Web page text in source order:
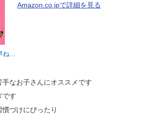
小5国語 文章読解 (早ね早おき朝5分ドリル)
Amazon.co.jpで詳細を見る
手なお子さんにオススメです
です
慣づけにぴったり